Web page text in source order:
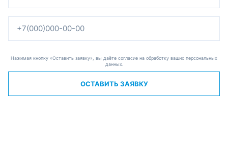
Нажимая кнопку «Оставить заявку», вы даёте согласие на обработку ваших персональных
данных.
ОСТАВИТЬ ЗАЯВКУ